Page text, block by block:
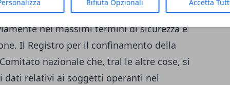
Rifiuta Opzionali Accetta
il massimo livello possibile di efficienza
nei massimi termini di sicurezza e
Il Registro per il confinamento della
nazionale che, tral le altre cose, si
dati relativi ai soggetti operanti nel